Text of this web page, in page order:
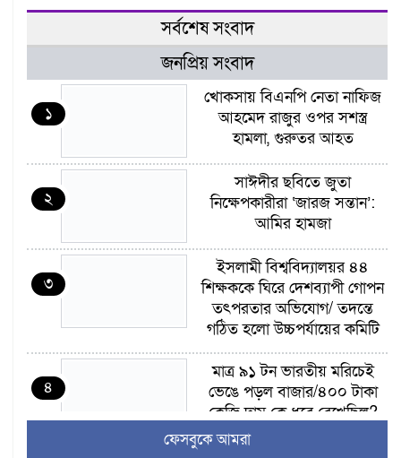
সর্বশেষ সংবাদ
জনপ্রিয় সংবাদ
১
খোকসায় বিএনপি নেতা নাফিজ
আহমেদ রাজুর ওপর সশস্ত্র
হামলা, গুরুতর আহত
২
সাঈদীর ছবিতে জুতা
নিক্ষেপকারীরা ‘জারজ সন্তান’:
আমির হামজা
৩
ইসলামী বিশ্ববিদ্যালয়র ৪৪
শিক্ষককে ঘিরে দেশব্যাপী গোপন
তৎপরতার অভিযোগ/ তদন্তে
গঠিত হলো উচ্চপর্যায়ের কমিটি
৪
মাত্র ৯১ টন ভারতীয় মরিচেই
ভেঙে পড়ল বাজার/৪০০ টাকা
কেজি দাম কে ধরে রেখেছিল?
ফেসবুকে আমরা